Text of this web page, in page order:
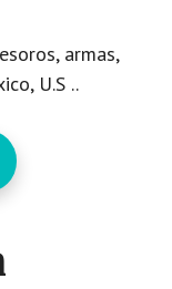
armas,
U.S ..